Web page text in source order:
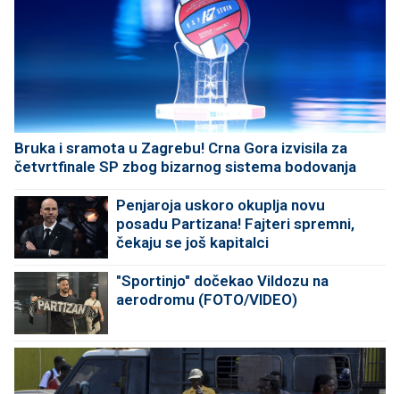
Bruka i sramota u Zagrebu! Crna Gora izvisila za
četvrtfinale SP zbog bizarnog sistema bodovanja
Penjaroja uskoro okuplja novu
posadu Partizana! Fajteri spremni,
čekaju se još kapitalci
"Sportinjo" dočekao Vildozu na
aerodromu (FOTO/VIDEO)